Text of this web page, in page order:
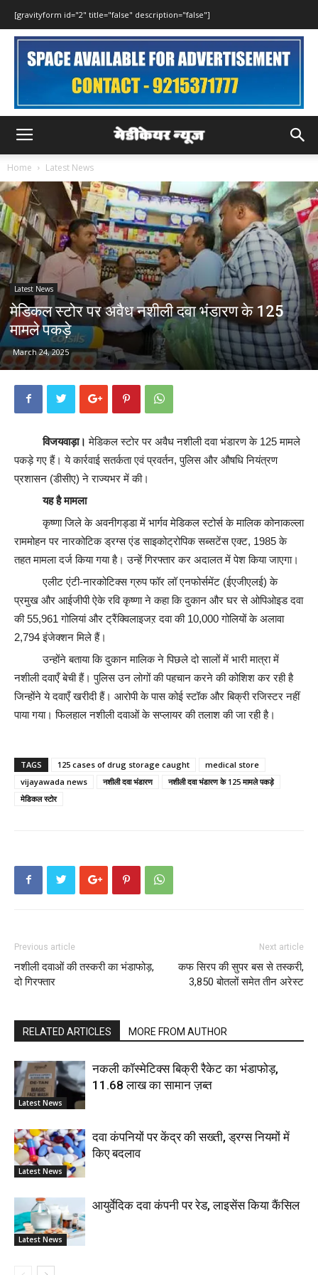
[gravityform id="2" title="false" description="false"]
Home Latest News
Latest News
मेडिकल स्टोर पर अवैध नशीली दवा भंडारण के 125
मामले पकड़े
March 24, 2025
विजयवाड़ा। मेडिकल स्टोर पर अवैध नशीली दवा भंडारण के 125 मामले
पकड़े गए हैं। ये कार्रवाई सतर्कता एवं प्रवर्तन, पुलिस और औषधि नियंत्रण
प्रशासन (डीसीए) ने राज्यभर में की।
यह है मामला
कृष्णा जिले के अवनीगड्डा में भार्गव मेडिकल स्टोर्स के मालिक कोनाकल्ला
राममोहन पर नारकोटिक ड्रग्स एंड साइकोट्रोपिक सब्सटेंस एक्ट, 1985 के
तहत मामला दर्ज किया गया है। उन्हें गिरफ्तार कर अदालत में पेश किया जाएगा।
एलीट एंटी-नारकोटिक्स ग्रुप फॉर लॉ एनफोर्समेंट (ईएजीएलई) के
प्रमुख और आईजीपी ऐके रवि कृष्णा ने कहा कि दुकान और घर से ओपिओइड दवा
की 55,961 गोलियां और ट्रैंक्विलाइजऱ दवा की 10,000 गोलियों के अलावा
2,794 इंजेक्शन मिले हैं।
उन्होंने बताया कि दुकान मालिक ने पिछले दो सालों में भारी मात्रा में
नशीली दवाएँ बेची हैं। पुलिस उन लोगों की पहचान करने की कोशिश कर रही है
जिन्होंने ये दवाएँ खरीदी हैं। आरोपी के पास कोई स्टॉक और बिक्री रजिस्टर नहीं
पाया गया। फिलहाल नशीली दवाओं के सप्लायर की तलाश की जा रही है।
TAGS 125 cases of drug storage caught
medical store
vijayawada news
नशीली दवा भंडारण
नशीली दवा भंडारण के 125 मामले पकड़े
मेडिकल स्टोर
Previous article
नशीली दवाओं की तस्करी का भंडाफोड़,
दो गिरफ्तार
Next article
कफ सिरप की सुपर बस से तस्करी,
3,850 बोतलों समेत तीन अरेस्ट
RELATED ARTICLES MORE FROM AUTHOR
Latest News
नकली कॉस्मेटिक्स बिक्री रैकेट का भंडाफोड़,
11.68 लाख का सामान ज़ब्त
Latest News
दवा कंपनियों पर केंद्र की सख्ती, ड्रग्स नियमों में
किए बदलाव
Latest News
आयुर्वेदिक दवा कंपनी पर रेड, लाइसेंस किया कैंसिल